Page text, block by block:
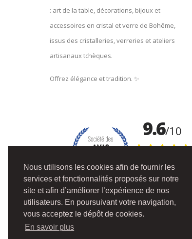
Nous utilisons les cookies afin de fournir les
services et fonctionnalités proposés sur notre
site et afin d’améliorer l’expérience de nos
utilisateurs. En poursuivant votre navigation,
vous acceptez le dépôt de cookies.
En savoir plus
: art de la table, décorations, bijoux et
accessoires en cristal et verre de Bohême,
issus des cristalleries, verreries et ateliers
artisanaux tchèques.
Offrez élégance et tradition. ✨